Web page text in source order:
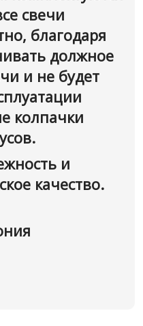
свечи
благодаря
должное
и не будет
колпачки
и
качество.